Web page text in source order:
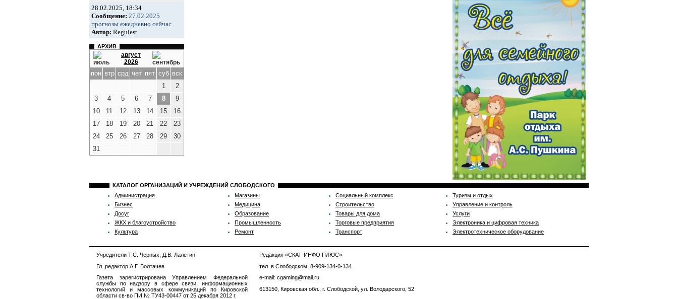
28.02.2025, 18:34
Сообщение: 27.02.2025
прогнозы ежедневно сейчас
Автор: Regulest
АРХИВ
август
2026
пон втр срд чет пят суб вск
1
2
3
4 5 6 7 8
9
10
11 12 13 14 15
16
17
18 19 20 21 22
23
24
25 26 27 28 29
30
31
КАТАЛОГ ОРГАНИЗАЦИЙ И УЧРЕЖДЕНИЙ СЛОБОДСКОГО
Администрация
Бизнес
Досуг
ЖКХ и благоустройство
Культура
Магазины
Медицина
Образование
Промышленность
Ремонт
Социальный комплекс
Строительство
Товары для дома
Торговые предприятия
Транспорт
Туризм и отдых
Управление и контроль
Услуги
Электроника и цифровая техника
Электротехническое оборудование
Учредители Т.С. Черных, Д.В. Лалетин
Гл. редактор А.Г. Болтачев
Газета зарегистрирована Управлением Федеральной
службы по надзору в сфере связи, информационных
технологий и массовых коммуникаций по Кировской
области св-во ПИ № ТУ43-00447 от 25 декабря 2012 г.
Редакция «СКАТ-ИНФО ПЛЮС»
тел. в Слободском: 8-909-134-0-134
e-mail: cgaming@mail.ru
613150, Кировская обл., г. Слободской, ул. Володарского, 52